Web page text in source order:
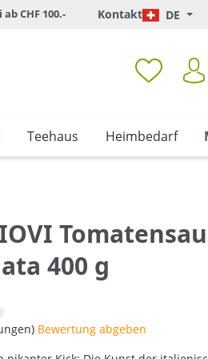
CHF 100.- Kontakt DE
Teehaus Heimbedarf
400 g
Bewertung von 0 von 5 Sternen
Bewertung abgeben